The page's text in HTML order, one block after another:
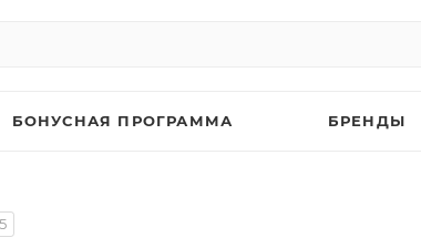
БОНУСНАЯ ПРОГРАММА БРЕНДЫ
5